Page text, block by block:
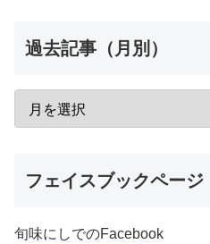
過去記事（月別）
フェイスブックページ
旬味にしでのFacebook